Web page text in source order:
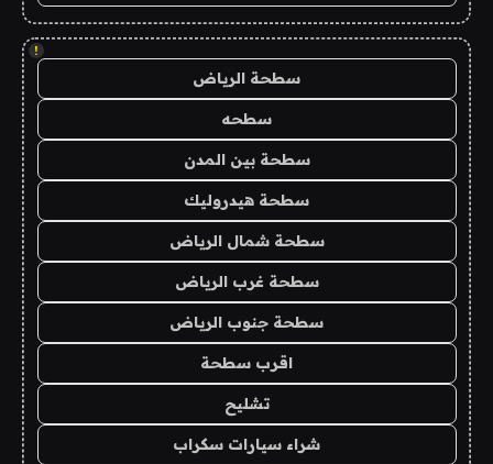
!
سطحة الرياض
سطحه
سطحة بين المدن
سطحة هيدروليك
سطحة شمال الرياض
سطحة غرب الرياض
سطحة جنوب الرياض
اقرب سطحة
تشليح
شراء سيارات سكراب